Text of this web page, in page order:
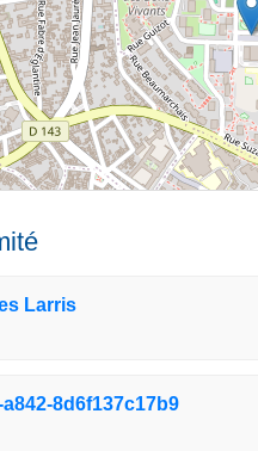
Larris
8d6f137c17b9